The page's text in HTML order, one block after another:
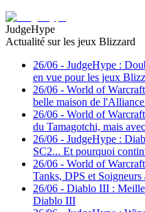
JudgeHype
Actualité sur les jeux Blizzard
26/06 - JudgeHype :
en vue pour les jeux
26/06 - World of
belle maison de
26/06 - World of
du Tamagotchi, mais
26/06 - JudgeHype :
SC2... Et pourquoi
26/06 - World of
Tanks, DPS et Soigneurs
26/06 - Diablo III :
Diablo III